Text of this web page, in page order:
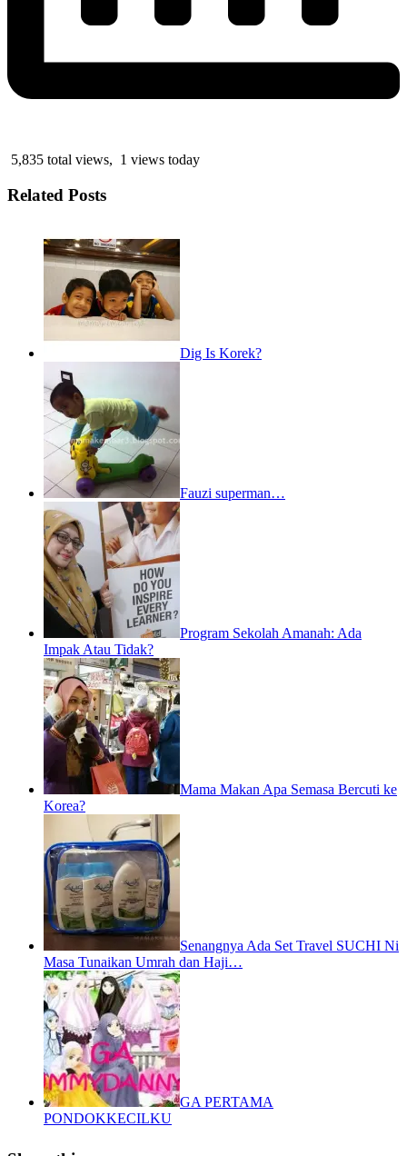
5,835 total views, 1 views today
Related Posts
Dig Is Korek?
Fauzi superman…
Program Sekolah Amanah: Ada
Impak Atau Tidak?
Mama Makan Apa Semasa Bercuti ke
Korea?
Senangnya Ada Set Travel SUCHI Ni
Masa Tunaikan Umrah dan Haji…
GA PERTAMA
PONDOKKECILKU